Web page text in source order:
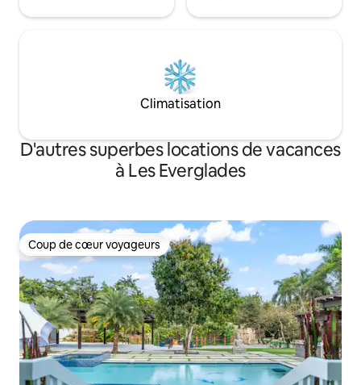
Climatisation
D'autres superbes locations de vacances
à Les Everglades
Coup de cœur voyageurs
Coup de cœur voyageurs